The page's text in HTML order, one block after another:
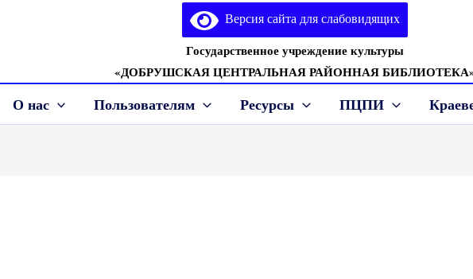
Версия сайта для слабовидящих
Государственное учреждение культуры
«ДОБРУШСКАЯ ЦЕНТРАЛЬНАЯ РАЙОННАЯ
О нас Пользователям Ресурсы ПЦПИ